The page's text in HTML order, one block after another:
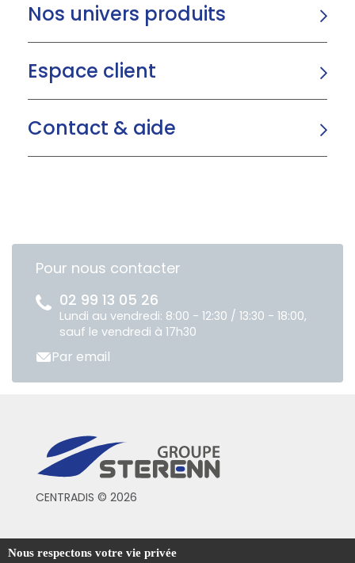
Nos univers produits
Espace client
Contact & aide
Pour nous contacter
02 99 13 05 26
Lundi au vendredi: 8:00 - 12:30 / 13:30 - 18:00,
sauf le vendredi à 17h30
Par email
CENTRADIS © 2026
Conditions générales de vente
Nous respectons votre vie privée